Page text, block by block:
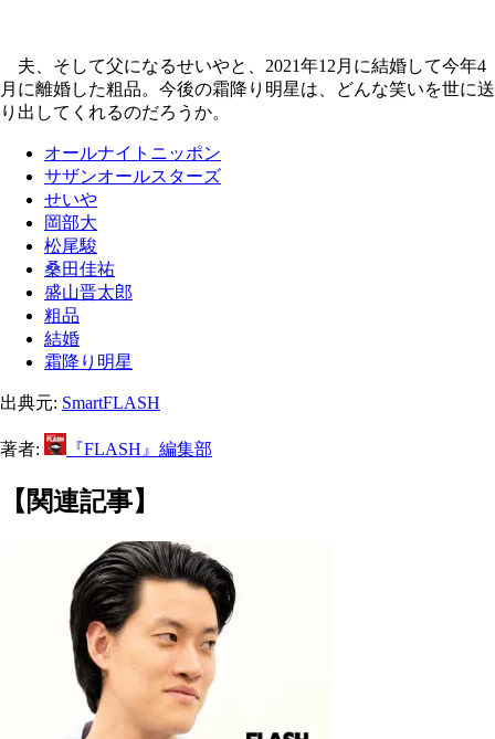
夫、そして父になるせいやと、2021年12月に結婚して今年4
月に離婚した粗品。今後の霜降り明星は、どんな笑いを世に送
り出してくれるのだろうか。
オールナイトニッポン
サザンオールスターズ
せいや
岡部大
松尾駿
桑田佳祐
盛山晋太郎
粗品
結婚
霜降り明星
出典元: SmartFLASH
著者: 『FLASH』編集部
【関連記事】